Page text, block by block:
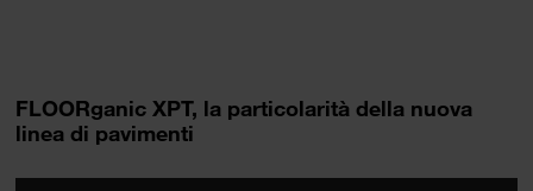
FLOORganic XPT, la particolarità della nuova
linea di pavimenti